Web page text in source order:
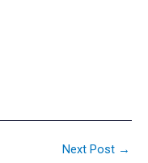
Next Post →